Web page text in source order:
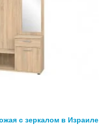
с зеркалом в Израиле